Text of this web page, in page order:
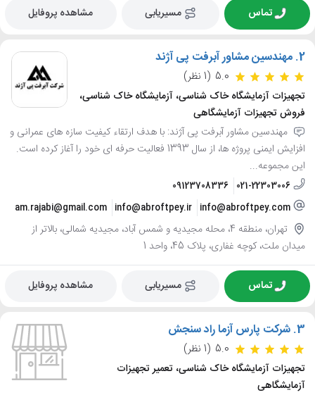
تماس مسیریابی مشاهده پروفایل
2. مهندسین مشاور آبرفت پی آژند
5.0 (1 نظر)
تجهیزات آزمایشگاه خاک شناسی، آزمایشگاه خاک شناسی،
فروش تجهیزات آزمایشگاهی
مهندسین مشاور آبرفت پی آژند: با هدف ارتقاء کیفیت سازه های عمرانی و
افزایش ایمنی پروژه ها، از سال 1393 فعالیت حرفه ای خود را آغاز کرده است.
این مجموعه...
021-22303006
09123708336
info@abroftpey.com
info@abroftpey.ir
am.rajabi@gmail.com
تهران، منطقه 4، محله مجیدیه و شمس آباد، مجیدیه شمالی، بالاتر از
میدان ملت، کوچه غفاری، پلاک 45، واحد 1
تماس مسیریابی مشاهده پروفایل
3. شرکت پارس آزما راد سنجش
5.0 (1 نظر)
تجهیزات آزمایشگاه خاک شناسی، تعمیر تجهیزات
آزمایشگاهی